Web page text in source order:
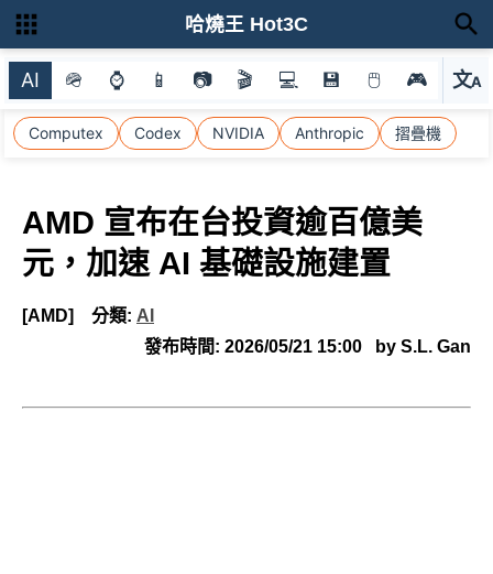
AI 🪖 ⌚ 📱 📷 🎬 💻 💾 🖱 🎮 文A
選
Computex Codex NVIDIA Anthropic 摺疊機
哈燒王 Hot3C
AMD 宣布在台投資逾百億美
元，加速 AI 基礎設施建置
[AMD] 分類: AI
發布時間: 2026/05/21 15:00 by S.L. Gan